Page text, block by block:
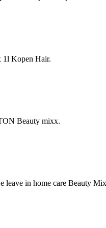
1l Kopen Hair.
Beauty mixx.
leave in home care Beauty